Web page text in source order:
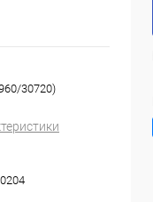
30720)